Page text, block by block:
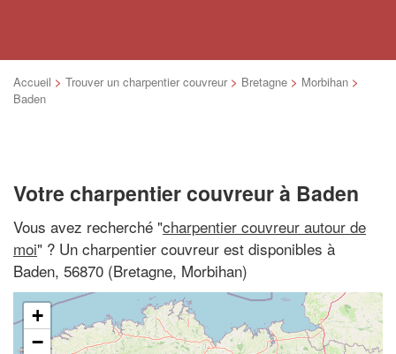
Accueil > Trouver un charpentier couvreur > Bretagne > Morbihan >
Baden
Votre charpentier couvreur à Baden
Vous avez recherché "charpentier couvreur autour de
moi" ? Un charpentier couvreur est disponibles à
Baden, 56870 (Bretagne, Morbihan)
+
−